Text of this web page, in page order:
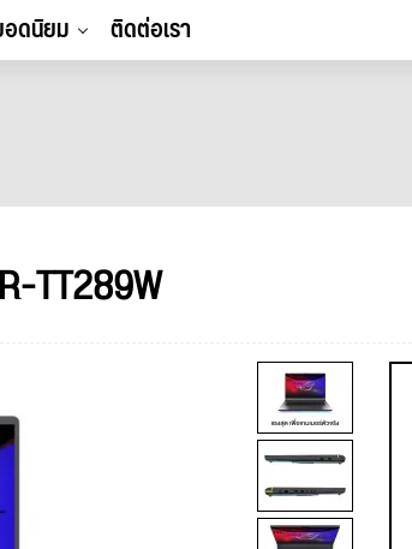
ดนิยม ติดต่อเรา
TT289W